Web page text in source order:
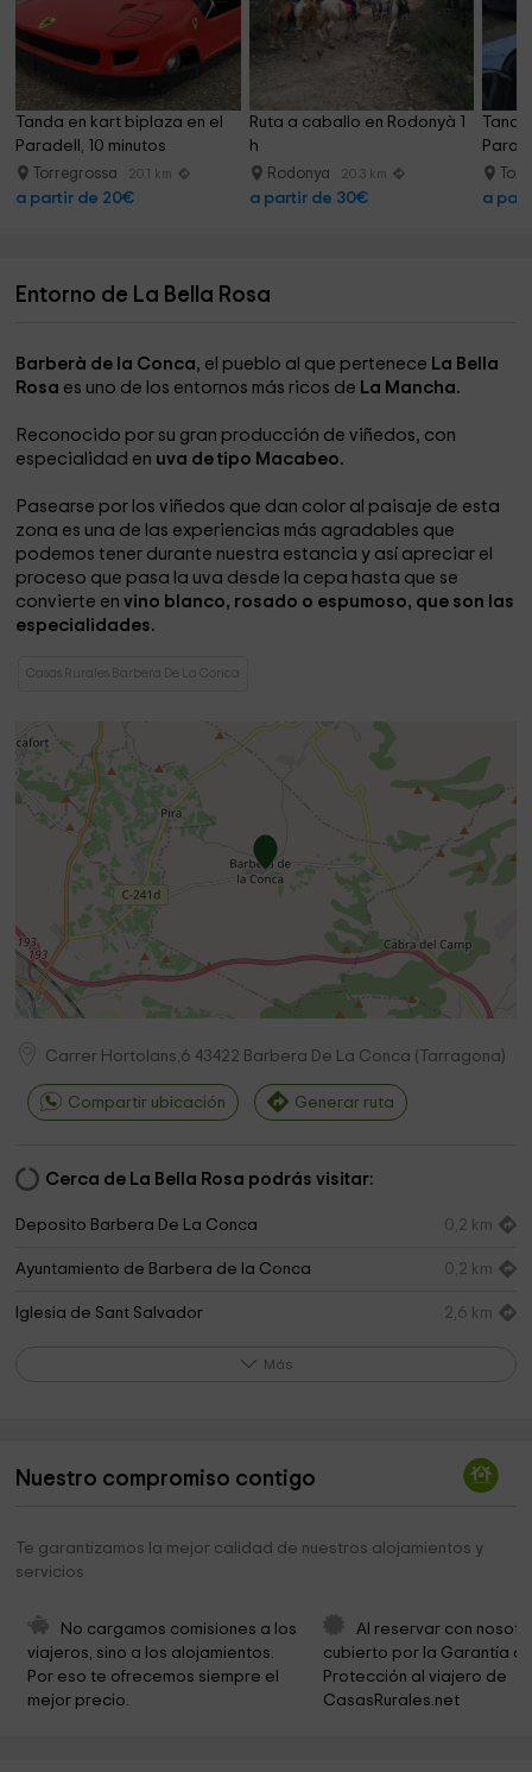
Tanda en kart biplaza en el
Paradell, 10 minutos
Torregrossa 20.1 km
a partir de 20€
Ruta a caballo en Rodonyà 1
h
Rodonya 20.3 km
a partir de 30€ a
Entorno de La Bella Rosa
Barberà de la Conca, el pueblo al que pertenece La Bella
Rosa es uno de los entornos más ricos de La Mancha.
Reconocido por su gran producción de viñedos, con
especialidad en uva de tipo Macabeo.
Pasearse por los viñedos que dan color al paisaje de esta
zona es una de las experiencias más agradables que
podemos tener durante nuestra estancia y así apreciar el
proceso que pasa la uva desde la cepa hasta que se
convierte envino blanco, rosado o espumoso, que son las
especialidades.
Casas Rurales Barbera De La Conca
Carrer Hortolans,6 43422 Barbera De La Conca ( Tarragona)
Compartir ubicación Generar ruta
Cerca de La Bella Rosa podrás visitar:
Deposito Barbera De La Conca 0,2 km
Ayuntamiento de Barbera de la Conca 0,2 km
Iglesia de Sant Salvador 2,6 km
Iglesia de Sant Pere 2,7 km
Ayuntamiento de Sarral
Ermita dels Sants Metges
Iglesia parroquial de Sarral
Ayuntamiento de Cabra del Camp 4,3 km
Más
Nuestro compromiso contigo
Te garantizamos la mejor calidad de nuestros alojamientos y
servicios
No cargamos comisiones a los
viajeros, sino a los alojamientos.
Por eso te ofrecemos siempre el
mejor precio.
Al reservar con
cubierto por la Garantía
Protección al viajero de
CasasRurales.net